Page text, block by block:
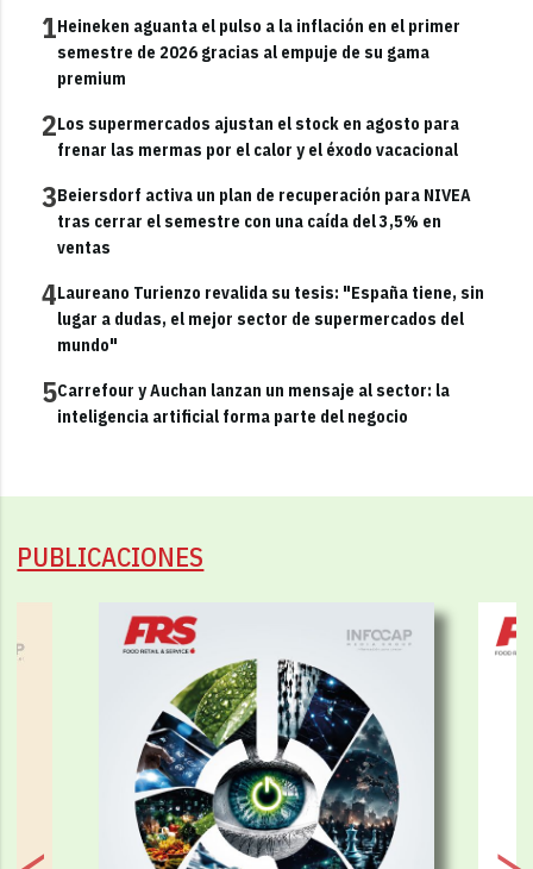
1Heineken aguanta el pulso a la inflación en el primer
semestre de 2026 gracias al empuje de su gama
premium
2Los supermercados ajustan el stock en agosto para
frenar las mermas por el calor y el éxodo vacacional
3Beiersdorf activa un plan de recuperación para NIVEA
tras cerrar el semestre con una caída del 3,5% en
ventas
4Laureano Turienzo revalida su tesis: "España tiene, sin
lugar a dudas, el mejor sector de supermercados del
mundo"
5Carrefour y Auchan lanzan un mensaje al sector: la
inteligencia artificial forma parte del negocio
PUBLICACIONES